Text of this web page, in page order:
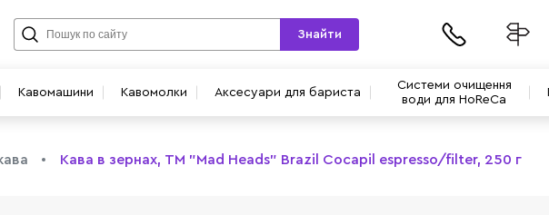
Кавомашини Кавомолки Аксесуари для бариста
Системи очищення
води для HoReCa
Знайти
Кава в зернах, ТМ "Mad Heads" Brazil Cocapil espresso/filter, 250 г